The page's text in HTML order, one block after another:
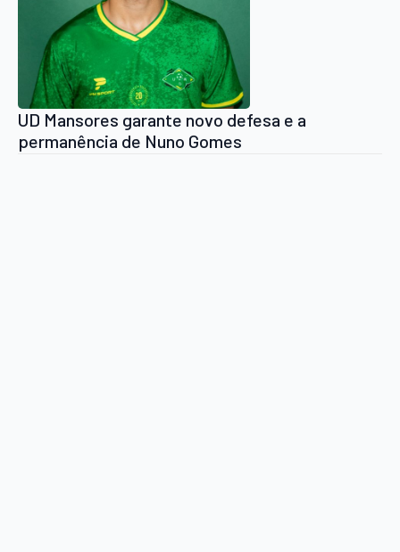
UD Mansores garante novo defesa e a
permanência de Nuno Gomes